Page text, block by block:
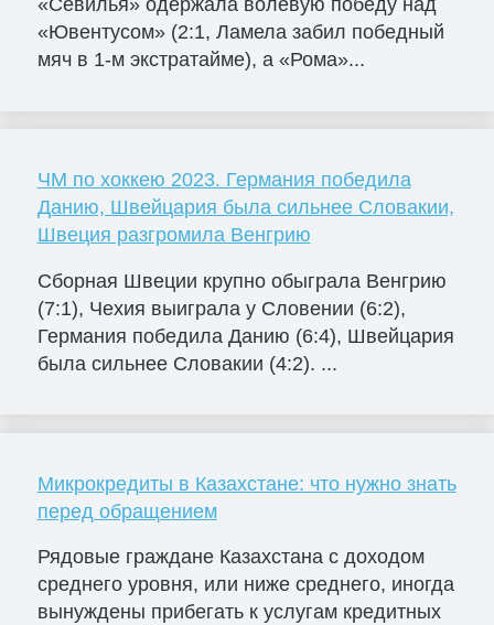
«Ювентусом» (2:1, Ламела забил победный
мяч в 1-м экстратайме), а «Рома»...
ЧМ по хоккею 2023. Германия победила
Данию, Швейцария была сильнее Словакии,
Швеция разгромила Венгрию
Сборная Швеции крупно обыграла Венгрию
(7:1), Чехия выиграла у Словении (6:2),
Германия победила Данию (6:4), Швейцария
была сильнее Словакии (4:2). ...
Микрокредиты в Казахстане: что нужно знать
перед обращением
Рядовые граждане Казахстана с доходом
среднего уровня, или ниже среднего, иногда
вынуждены прибегать к услугам кредитных